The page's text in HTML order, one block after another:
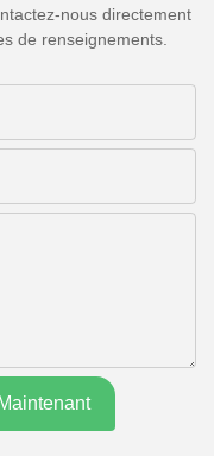
nous directement
de renseignements.